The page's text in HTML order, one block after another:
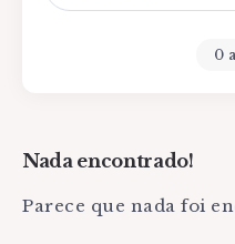
0
Nada encontrado!
Parece que nada foi